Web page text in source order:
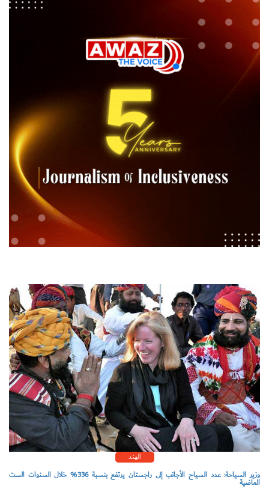
الهند
وزير السياحة: عدد السياح الأجانب إلى راجستان يرتفع بنسبة 336% خلال السنوات الست
الماضية